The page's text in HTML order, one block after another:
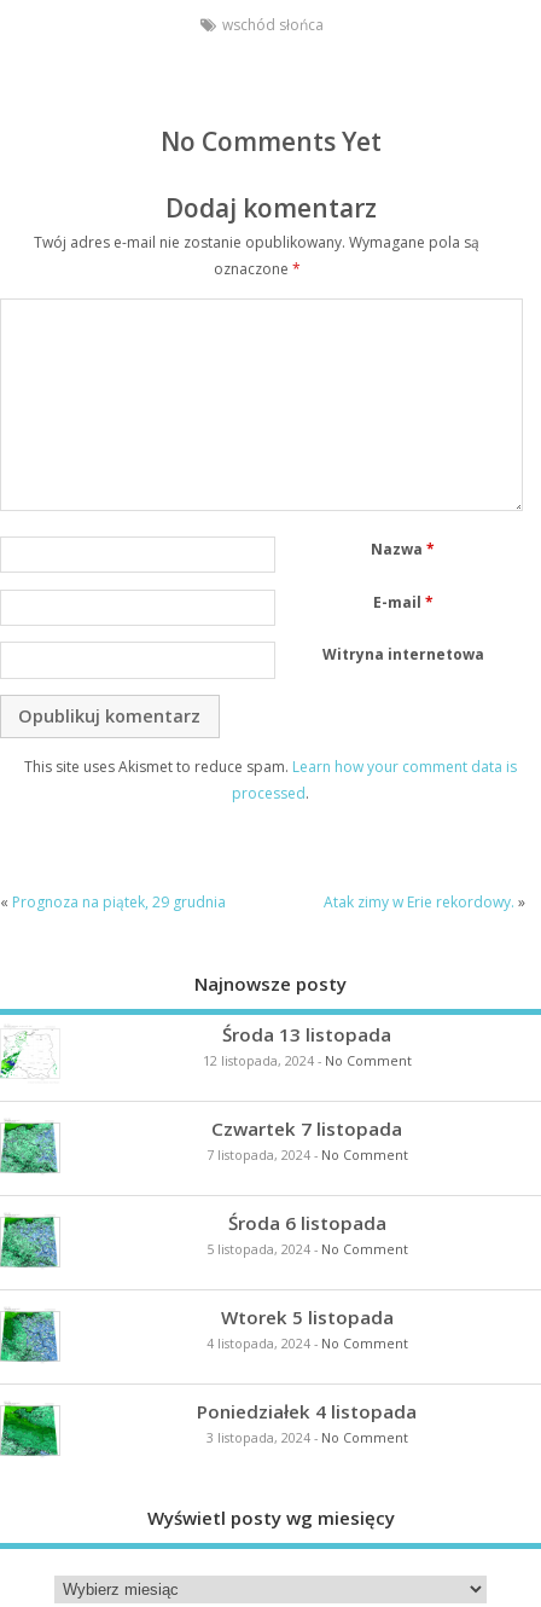
wschód słońca
No Comments Yet
Dodaj komentarz
Twój adres e-mail nie zostanie opublikowany. Wymagane pola są
oznaczone *
Nazwa*
E-mail *
Witryna internetowa
This site uses Akismet to reduce spam. Learn how your comment data is
processed.
« Prognoza na piątek, 29 grudnia Atak zimy w Erie rekordowy. »
Najnowsze posty
Środa 13 listopada
12 listopada, 2024- No Comment
Czwartek 7 listopada
7 listopada, 2024- No Comment
Środa 6 listopada
5 listopada, 2024- No Comment
Wtorek 5 listopada
4 listopada, 2024- No Comment
Poniedziałek 4 listopada
3 listopada, 2024- No Comment
Wyświetl posty wg miesięcy